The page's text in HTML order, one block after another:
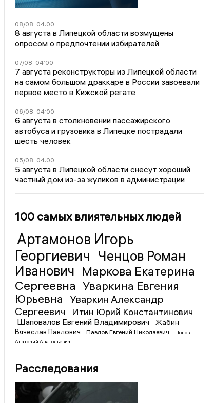
08/08 04:00
8 августа в Липецкой области возмущены
опросом о предпочтении избирателей
07/08 04:00
7 августа реконструкторы из Липецкой области
на самом большом драккаре в России завоевали
первое место в Кижской регате
06/08 04:00
6 августа в столкновении пассажирского
автобуса и грузовика в Липецке пострадали
шесть человек
05/08 04:00
5 августа в Липецкой области снесут хороший
частный дом из-за жуликов в администрации
100 самых влиятельных людей
Артамонов Игорь
Георгиевич Ченцов Роман
Иванович Маркова Екатерина
Сергеевна Уваркина Евгения
Юрьевна
Уваркин Александр
Сергеевич
Итин Юрий Константинович
Шаповалов Евгений Владимирович
Жабин
Вячеслав Павлович
Павлов Евгений Николаевич
Попов
Анатолий Анатольевич
Расследования